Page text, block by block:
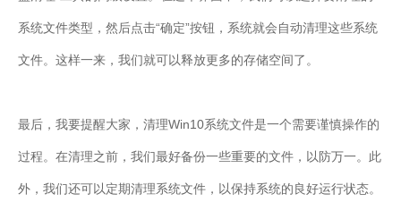
系统文件类型，然后点击“确定”按钮，系统就会自动清理这些系统
文件。这样一来，我们就可以释放更多的存储空间了。
最后，我要提醒大家，清理Win10系统文件是一个需要谨慎操作的
过程。在清理之前，我们最好备份一些重要的文件，以防万一。此
外，我们还可以定期清理系统文件，以保持系统的良好运行状态。